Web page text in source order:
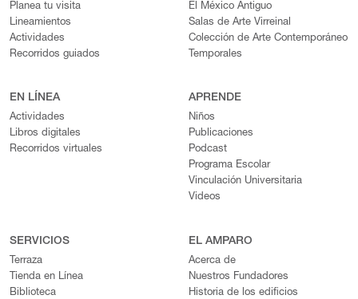
Planea tu visita
Lineamientos
Actividades
Recorridos guiados
El México Antiguo
Salas de Arte Virreinal
Colección de Arte Contemporáneo
Temporales
EN LÍNEA
Actividades
Libros digitales
Recorridos virtuales
APRENDE
Niños
Publicaciones
Podcast
Programa Escolar
Vinculación Universitaria
Videos
SERVICIOS
Terraza
Tienda en Línea
Biblioteca
EL AMPARO
Acerca de
Nuestros Fundadores
Historia de los edificios